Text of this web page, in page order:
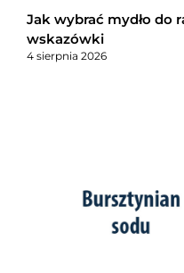
Jak wybrać mydło do
wskazówki
4 sierpnia 2026